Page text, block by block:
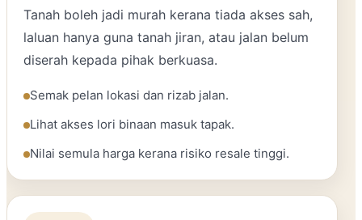
Tanah boleh jadi murah kerana tiada akses sah,
laluan hanya guna tanah jiran, atau jalan belum
diserah kepada pihak berkuasa.
Semak pelan lokasi dan rizab jalan.
Lihat akses lori binaan masuk tapak.
Nilai semula harga kerana risiko resale tinggi.